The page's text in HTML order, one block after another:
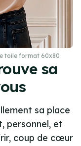
sa
sa place
personnel, et
coup de cœur
toile format 60x80